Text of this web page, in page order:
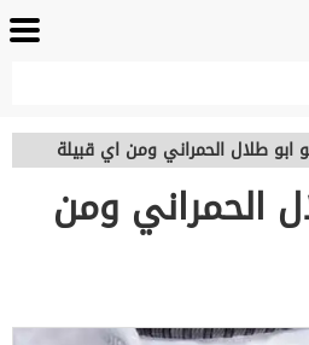
طلال الحمراني ومن اي قبيلة
الحمراني ومن